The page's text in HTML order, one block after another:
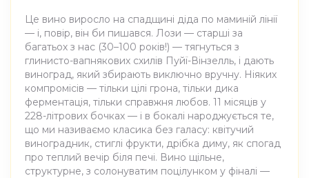
Це вино виросло на спадщині діда по маминій лінії
— і, повір, він би пишався. Лози — старші за
багатьох з нас (30–100 років!) — тягнуться з
глинисто-вапнякових схилів Пуйї-Вінзелль, і дають
виноград, який збирають виключно вручну. Ніяких
компромісів — тільки цілі грона, тільки дика
ферментація, тільки справжня любов. 11 місяців у
228-літрових бочках — і в бокалі народжується те,
що ми називаємо класика без галасу: квітучий
виноградник, стиглі фрукти, дрібка диму, як спогад
про теплий вечір біля печі. Вино щільне,
структурне, з солонуватим поцілунком у фіналі —